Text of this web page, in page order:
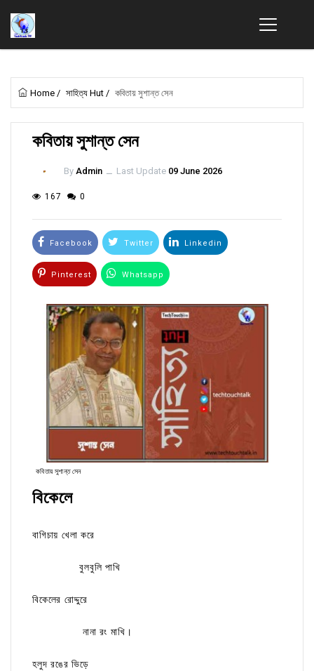
Home / সাহিত্য Hut / কবিতায় সুশান্ত সেন
কবিতায় সুশান্ত সেন
By Admin ــ Last Update 09 June 2026
167 0
Facebook Twitter Linkedin
Pinterest Whatsapp
কবিতায় সুশান্ত সেন
বিকেলে
বাগিচায় খেলা করে
বুলবুলি পাখি
বিকেলের রোদ্দুরে
নানা রং মাখি।
হলুদ রঙের ভিড়ে